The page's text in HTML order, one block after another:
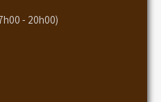
- 20h00)